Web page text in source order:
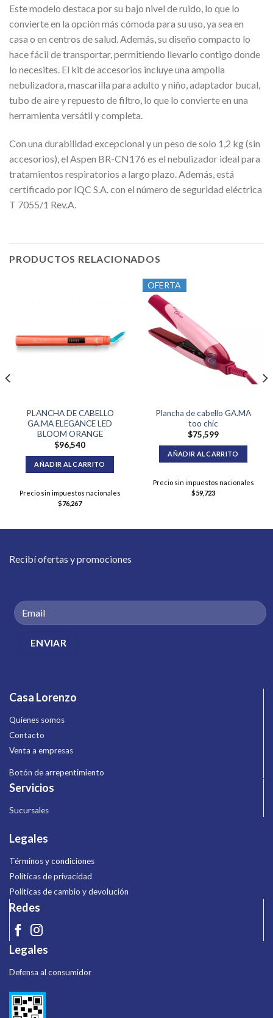
Este modelo destaca por su bajo nivel de ruido, lo que lo
convierte en la opción más cómoda para su uso, ya sea en
casa o en centros de salud. Además, su diseño compacto lo
hace fácil de transportar, permitiendo llevarlo contigo donde
lo necesites. El kit de accesorios incluye una ampolla
nebulizadora, mascarilla para adulto y niño, adaptador bucal,
tubo de aire y repuesto de filtro, lo que lo convierte en una
herramienta versátil y completa.
Con una durabilidad excepcional y un peso de solo 1,2 kg (sin
accesorios), el Aspen BR-CN176 es el nebulizador ideal para
tratamientos respiratorios a largo plazo. Además, está
certificado por IQC S.A. con el número de seguridad eléctrica
T 7055/1 Rev.A.
PRODUCTOS RELACIONADOS
PLANCHA DE CABELLO
GA.MA ELEGANCE LED
BLOOM ORANGE
$96,540
AÑADIR AL CARRITO
Precio sin impuestos nacionales
$76,267
OFERTA
Plancha de cabello GA.MA
too chic
$75,599
AÑADIR AL CARRITO
Precio sin impuestos nacionales
$59,723
Recibí ofertas y promociones
Casa Lorenzo
Quienes somos
Contacto
Venta a empresas
Botón de arrepentimiento
Servicios
Sucursales
Legales
Términos y condiciones
Políticas de privacidad
Políticas de cambio y devolución
Redes
Legales
Defensa al consumidor